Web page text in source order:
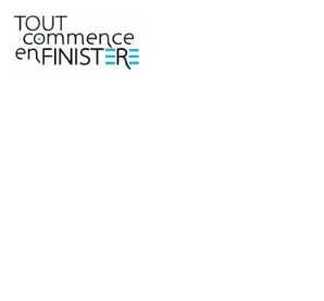
Manoir du Stang